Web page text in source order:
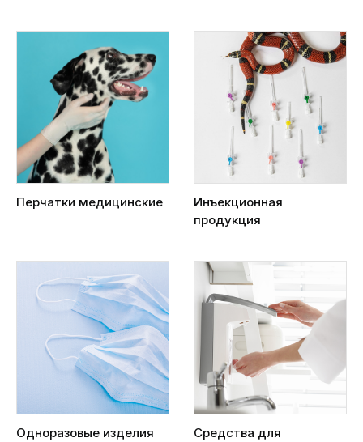
Перчатки медицинские
Инъекционная
продукция
Одноразовые изделия
Средства для